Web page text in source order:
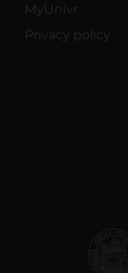
MyUnivr
Privacy policy